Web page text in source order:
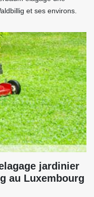
et ses environs.
jardinier
au Luxembourg